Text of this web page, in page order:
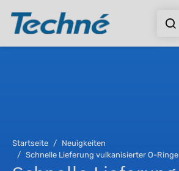
Startseite
Neuigkeiten
Schnelle Lieferung vulkanisierter O-Ringe